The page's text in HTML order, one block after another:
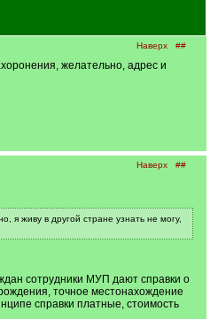
Наверх ##
желательно, адрес и
Наверх ##
я живу в другой стране узнать не могу,
сотрудники МУП дают справки о
точное местонахождение
справки платные, стоимость